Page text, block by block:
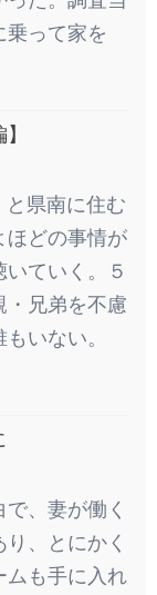
乗って家を
県南に住む
ほどの事情が
ていく。５
・兄弟を不慮
いない。
、妻が働く
、とにかく
ムも手に入れ